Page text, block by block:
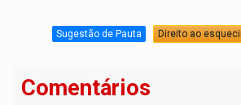
Sugestão de Pauta Direito ao
Comentários